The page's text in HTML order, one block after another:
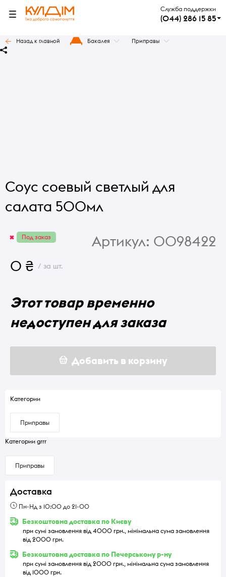
Служба поддержки
(044) 286 15 85
Назад к главной Бакалея Приправы
Соус соевый светлый для
салата 500мл
Под заказ Артикул: 0098422
0 ₴ / за шт.
Этот товар временно
недоступен для заказа
Добавить в корзину
Категории
Приправы
Категории grrr
Приправы
Доставка
Пн-Нд з 10:00 до 21-00
Безкоштовна доставка по Києву
при сумі замовлення від 4000 грн., мінімальна сума замовлення
від 2000 грн.
Безкоштовна доставка по Печерському р-ну
при сумі замовлення від 2000 грн., мінімальна сума замовлення
від 1000 грн.